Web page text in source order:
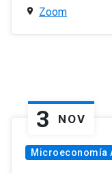
Zoom
3 NOV
Microeconomía